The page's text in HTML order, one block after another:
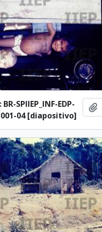
SPIIEP_INF-EDP-
001-04 [diapositivo]